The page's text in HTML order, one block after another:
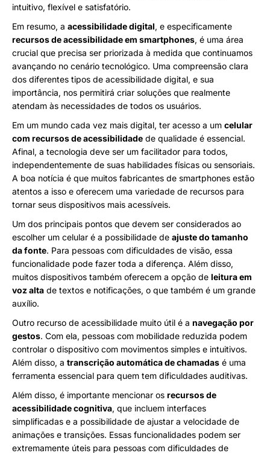
intuitivo, flexível e satisfatório.
Em resumo, a acessibilidade digital, e especificamente
recursos de acessibilidade em smartphones, é uma área
crucial que precisa ser priorizada à medida que continuamos
avançando no cenário tecnológico. Uma compreensão clara
dos diferentes tipos de acessibilidade digital, e sua
importância, nos permitirá criar soluções que realmente
atendam às necessidades de todos os usuários.
Em um mundo cada vez mais digital, ter acesso a um celular
com recursos de acessibilidade de qualidade é essencial.
Afinal, a tecnologia deve ser um facilitador para todos,
independentemente de suas habilidades físicas ou sensoriais.
A boa notícia é que muitos fabricantes de smartphones estão
atentos a isso e oferecem uma variedade de recursos para
tornar seus dispositivos mais acessíveis.
Um dos principais pontos que devem ser considerados ao
escolher um celular é a possibilidade de ajuste do tamanho
da fonte. Para pessoas com dificuldades de visão, essa
funcionalidade pode fazer toda a diferença. Além disso,
muitos dispositivos também oferecem a opção de leitura em
voz alta de textos e notificações, o que também é um grande
auxílio.
Outro recurso de acessibilidade muito útil é a navegação por
gestos. Com ela, pessoas com mobilidade reduzida podem
controlar o dispositivo com movimentos simples e intuitivos.
Além disso, a transcrição automática de chamadas é uma
ferramenta essencial para quem tem dificuldades auditivas.
Além disso, é importante mencionar os recursos de
acessibilidade cognitiva, que incluem interfaces
simplificadas e a possibilidade de ajustar a velocidade de
animações e transições. Essas funcionalidades podem ser
extremamente úteis para pessoas com dificuldades de